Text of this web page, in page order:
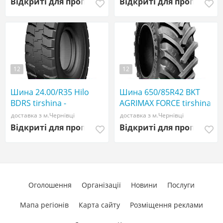
12
Шина 24.00/R35 Hilo
BDRS tirshina -
АГРОШИНА ☎️
0507773380
доставка з м.Чернівці
Відкриті для пропозицій
12
Шина 650/85R42 BKT
AGRIMAX FORCE tirshina -
АГРОШИНА ☎️
0507773380
доставка з м.Чернівці
Відкриті для
Оголошення Організації Новини Послуги
Мапа регіонів Карта сайту Розміщення реклами